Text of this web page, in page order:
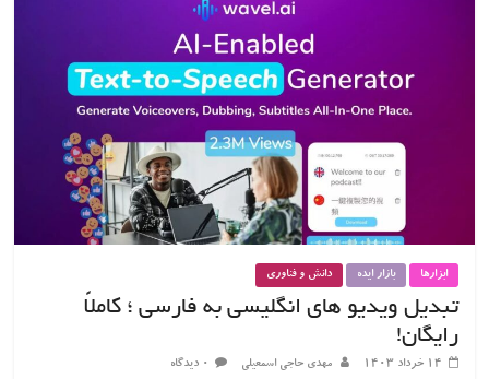
ابزارها بازار ایده دانش و فناوری
تبدیل ویدیو های انگلیسی به فارسی ؛ کاملاً
رایگان!
۱۴ خرداد ۱۴۰۳ مهدی حاجی اسمعیلی ۰ دیدگاه